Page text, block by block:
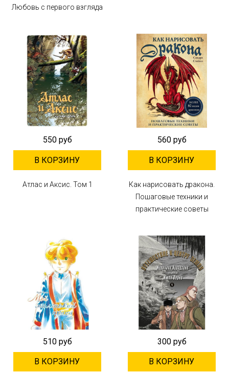
Любовь с первого взгляда
550 руб
В КОРЗИНУ
Атлас и Аксис. Том 1
560 руб
В КОРЗИНУ
Как нарисовать дракона.
Пошаговые техники и
практические советы
510 руб
В КОРЗИНУ
300 руб
В КОРЗИНУ